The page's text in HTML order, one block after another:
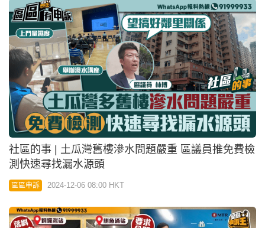
社區的事 | 土瓜灣舊樓滲水問題嚴重 區議員推免費檢
測快速尋找漏水源頭
區區申訴 2024-12-06 08:00 HKT